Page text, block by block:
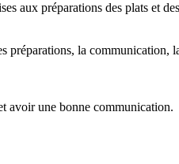
aux préparations des plats et
préparations, la communication,
avoir une bonne communication.